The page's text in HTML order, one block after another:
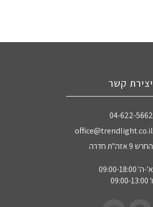
יצירת קשר
04-622-5662‏
office@trendlight.co.il
החרש 9 אזה"ת חדרה
א'-ה' 09:00-18:00
ו' 09:00-13:00